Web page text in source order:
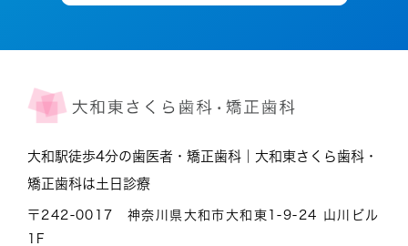
大和駅徒歩4分の歯医者・矯正歯科｜大和東さくら歯科・
矯正歯科は土日診療
〒242-0017 神奈川県大和市大和東1-9-24 山川ビル
1F